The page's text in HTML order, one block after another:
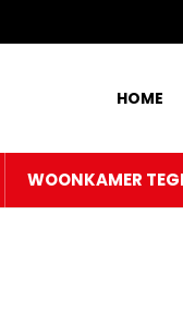
HOME
WOONKAMER